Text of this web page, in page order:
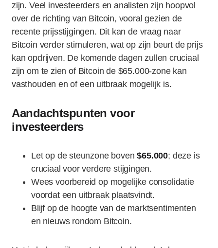
zijn. Veel investeerders en analisten zijn hoopvol
over de richting van Bitcoin, vooral gezien de
recente prijsstijgingen. Dit kan de vraag naar
Bitcoin verder stimuleren, wat op zijn beurt de prijs
kan opdrijven. De komende dagen zullen cruciaal
zijn om te zien of Bitcoin de $65.000-zone kan
vasthouden en of een uitbraak mogelijk is.
Aandachtspunten voor
investeerders
Let op de steunzone boven$65.000; deze is
cruciaal voor verdere stijgingen.
Wees voorbereid op mogelijke consolidatie
voordat een uitbraak plaatsvindt.
Blijf op de hoogte van de marktsentimenten
en nieuws rondom Bitcoin.